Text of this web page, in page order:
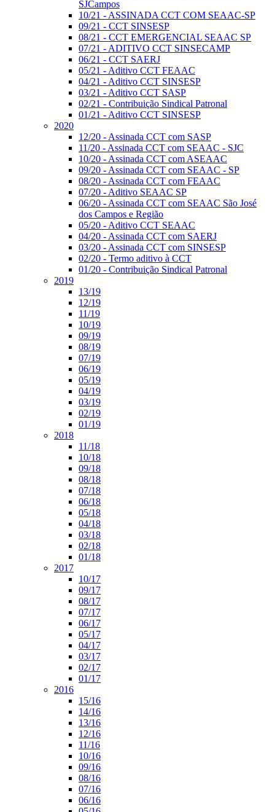
SJCampos
10/21 - ASSINADA CCT COM SEAAC-SP
09/21 - CCT SINSESP
08/21 - CCT EMERGENCIAL SEAAC SP
07/21 - ADITIVO CCT SINSECAMP
06/21 - CCT SAERJ
05/21 - Aditivo CCT FEAAC
04/21 - Aditivo CCT SINSESP
03/21 - Aditivo CCT SASP
02/21 - Contribuição Sindical Patronal
01/21 - Aditivo CCT SINSESP
2020
12/20 - Assinada CCT com SASP
11/20 - Assinada CCT com SEAAC - SJC
10/20 - Assinada CCT com ASEAAC
09/20 - Assinada CCT com SEAAC - SP
08/20 - Assinada CCT com FEAAC
07/20 - Aditivo SEAAC SP
06/20 - Assinada CCT com SEAAC São José
dos Campos e Região
05/20 - Aditivo CCT SEAAC
04/20 - Assinada CCT com SAERJ
03/20 - Assinada CCT com SINSESP
02/20 - Termo aditivo à CCT
01/20 - Contribuição Sindical Patronal
2019
13/19
12/19
11/19
10/19
09/19
08/19
07/19
06/19
05/19
04/19
03/19
02/19
01/19
2018
11/18
10/18
09/18
08/18
07/18
06/18
05/18
04/18
03/18
02/18
01/18
2017
10/17
09/17
08/17
07/17
06/17
05/17
04/17
03/17
02/17
01/17
2016
15/16
14/16
13/16
12/16
11/16
10/16
09/16
08/16
07/16
06/16